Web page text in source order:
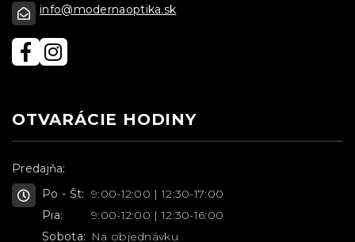
info@modernaoptika.sk
OTVARÁCIE HODINY
Predajňa:
Po - Št: 9:00-12:00 | 12:30-17:00
Pia:
9:00-12:00 | 12:30-16:00
Sobota: Na objednávku